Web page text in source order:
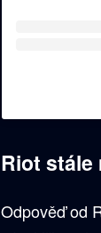
Riot stále
Odpověď od